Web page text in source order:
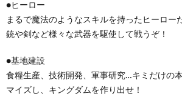
●ヒーロー
まるで魔法のようなスキルを持ったヒーロー
銃や剣など様々な武器を駆使して戦うぞ！
●基地建設
食糧生産、技術開発、軍事研究…キミだけの
マイズし、キングダムを作り出せ！